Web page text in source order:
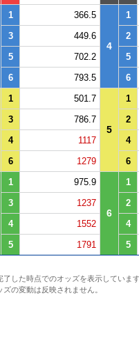
1 366.5
4
1
3 449.6
2
5 702.2
5
6 793.5 6
1 501.7
5
1
3 786.7
2
4 1117
4
6 1279 6
1 975.9
6
1
3 1237
2
4 1552
4
5 1791 5
した時点でのオッズを表示していま
の変動は反映されません。